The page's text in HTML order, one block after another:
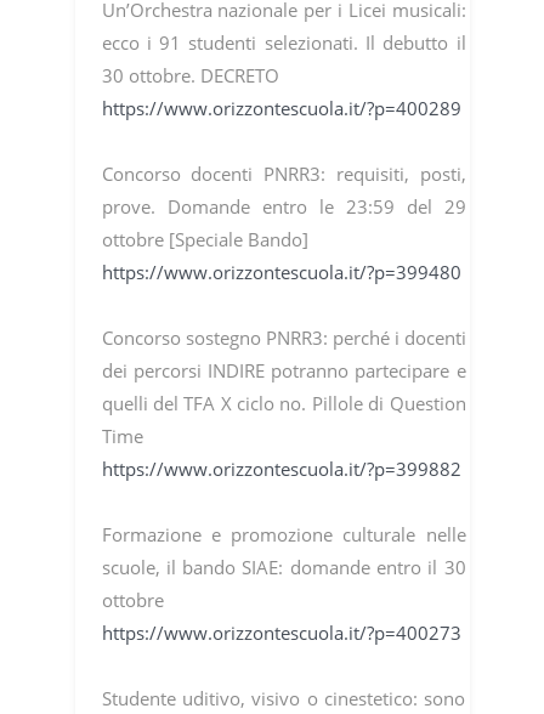
Un’Orchestra nazionale per i Licei musicali:
ecco i 91 studenti selezionati. Il debutto il
30 ottobre. DECRETO
https://www.orizzontescuola.it/?p=400289
Concorso docenti PNRR3: requisiti, posti,
prove. Domande entro le 23:59 del 29
ottobre [Speciale Bando]
https://www.orizzontescuola.it/?p=399480
Concorso sostegno PNRR3: perché i docenti
dei percorsi INDIRE potranno partecipare e
quelli del TFA X ciclo no. Pillole di Question
Time
https://www.orizzontescuola.it/?p=399882
Formazione e promozione culturale nelle
scuole, il bando SIAE: domande entro il 30
ottobre
https://www.orizzontescuola.it/?p=400273
Studente uditivo, visivo o cinestetico: sono